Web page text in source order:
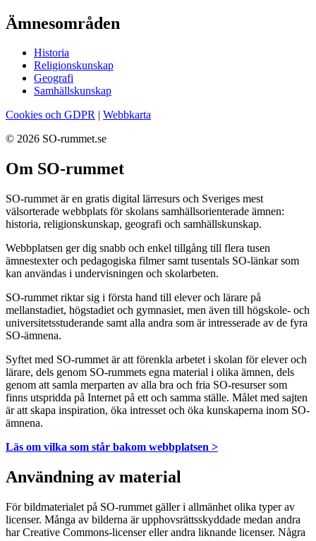
Ämnesområden
Historia
Religionskunskap
Geografi
Samhällskunskap
Cookies och GDPR
Webbkarta
© 2026 SO-rummet.se
Om SO-rummet
SO-rummet är en gratis digital lärresurs och Sveriges mest
välsorterade webbplats för skolans samhällsorienterade ämnen:
historia, religionskunskap, geografi och samhällskunskap.
Webbplatsen ger dig snabb och enkel tillgång till flera tusen
ämnestexter och pedagogiska filmer samt tusentals SO-länkar som
kan användas i undervisningen och skolarbeten.
SO-rummet riktar sig i första hand till elever och lärare på
mellanstadiet, högstadiet och gymnasiet, men även till högskole- och
universitetsstuderande samt alla andra som är intresserade av de fyra
SO-ämnena.
Syftet med SO-rummet är att förenkla arbetet i skolan för elever och
lärare, dels genom SO-rummets egna material i olika ämnen, dels
genom att samla merparten av alla bra och fria SO-resurser som
finns utspridda på Internet på ett och samma ställe. Målet med sajten
är att skapa inspiration, öka intresset och öka kunskaperna inom SO-
ämnena.
Läs om vilka som står bakom webbplatsen >
Användning av material
För bildmaterialet på SO-rummet gäller i allmänhet olika typer av
licenser. Många av bilderna är upphovsrättsskyddade medan andra
har Creative Commons-licenser eller andra liknande licenser. Några